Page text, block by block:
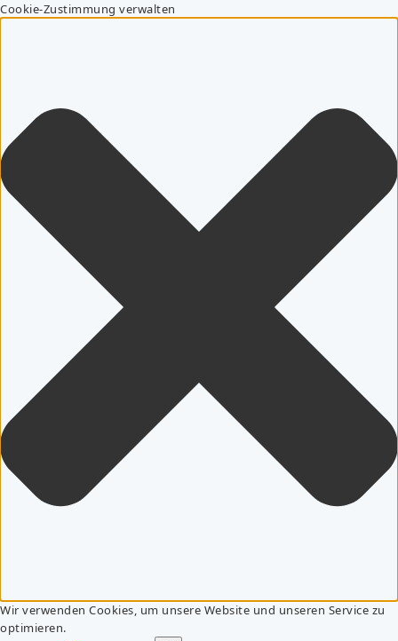
Cookie-Zustimmung verwalten
Wir verwenden Cookies, um unsere Website und unseren Service zu
optimieren.